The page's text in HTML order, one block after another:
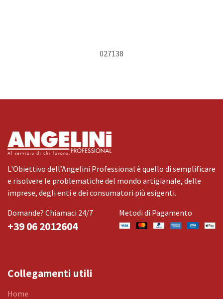
027138
L'Obiettivo dell’Angelini Professional è quello di semplificare
e risolvere le problematiche del mondo artigianale, delle
imprese, degli enti e dei consumatori più esigenti.
Domande? Chiamaci 24/7
+39 06 2012604
Metodi di Pagamento
Collegamenti utili
Home